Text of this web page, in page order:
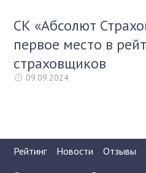
СК «Абсолют
первое место в
страховщиков
09.09.2024
Рейтинг Новости Отзывы